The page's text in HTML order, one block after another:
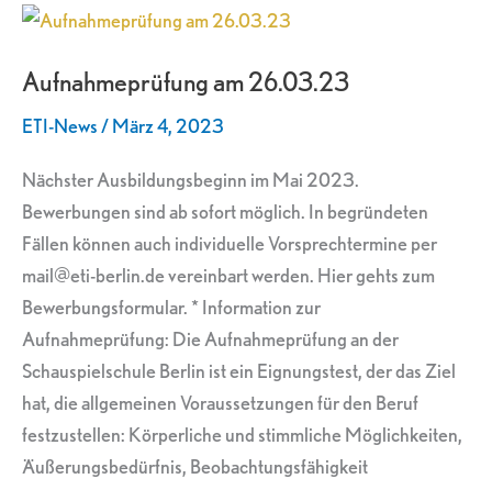
Aufnahmeprüfung am 26.03.23
ETI-News/März 4, 2023
Nächster Ausbildungsbeginn im Mai 2023.
Bewerbungen sind ab sofort möglich. In begründeten
Fällen können auch individuelle Vorsprechtermine per
mail@eti-berlin.de vereinbart werden. Hier gehts zum
Bewerbungsformular. * Information zur
Aufnahmeprüfung: Die Aufnahmeprüfung an der
Schauspielschule Berlin ist ein Eignungstest, der das Ziel
hat, die allgemeinen Voraussetzungen für den Beruf
festzustellen: Körperliche und stimmliche Möglichkeiten,
Äußerungsbedürfnis, Beobachtungsfähigkeit
Aufnahmeprüfung
26.03.23